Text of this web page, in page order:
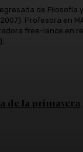
de Filosofía
Profesora en
free-lance en
de la primavera